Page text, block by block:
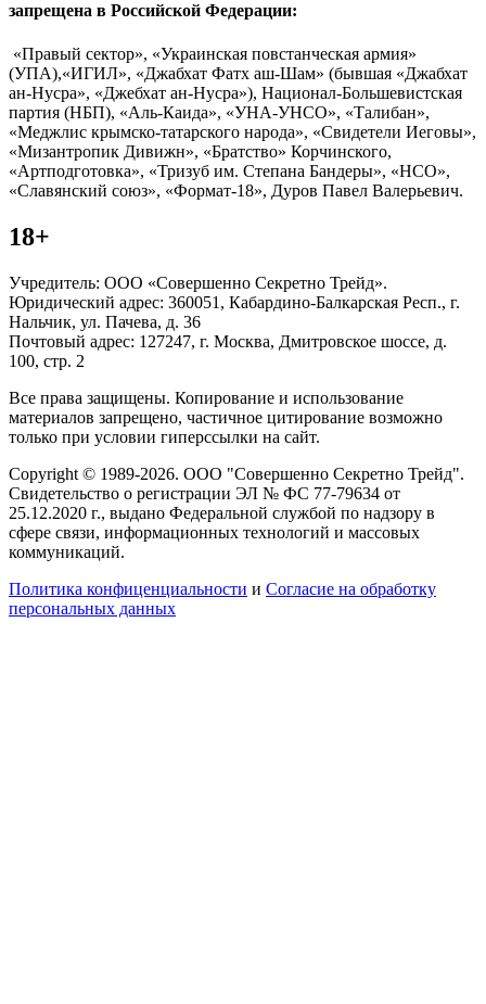
запрещена в Российской Федерации:
«Правый сектор», «Украинская повстанческая армия»
(УПА),«ИГИЛ», «Джабхат Фатх аш-Шам» (бывшая «Джабхат
ан-Нусра», «Джебхат ан-Нусра»), Национал-Большевистская
партия (НБП), «Аль-Каида», «УНА-УНСО», «Талибан»,
«Меджлис крымско-татарского народа», «Свидетели Иеговы»,
«Мизантропик Дивижн», «Братство» Корчинского,
«Артподготовка», «Тризуб им. Степана Бандеры», «НСО»,
«Славянский союз», «Формат-18», Дуров Павел Валерьевич.
18+
Учредитель: ООО «Совершенно Секретно Трейд».
Юридический адрес: 360051, Кабардино-Балкарская Респ., г.
Нальчик, ул. Пачева, д. 36
Почтовый адрес: 127247, г. Москва, Дмитровское шоссе, д.
100, стр. 2
Все права защищены. Копирование и использование
материалов запрещено, частичное цитирование возможно
только при условии гиперссылки на сайт.
Copyright © 1989-2026. ООО "Совершенно Секретно Трейд".
Свидетельство о регистрации ЭЛ № ФС 77-79634 от
25.12.2020 г., выдано Федеральной службой по надзору в
сфере связи, информационных технологий и массовых
коммуникаций.
Политика конфиценциальности и Согласие на обработку
персональных данных